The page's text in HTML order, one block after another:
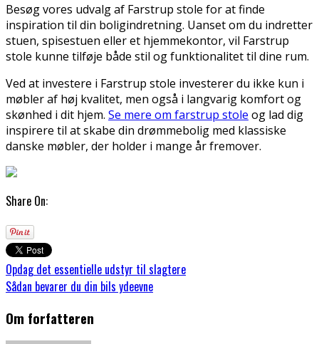
Besøg vores udvalg af Farstrup stole for at finde
inspiration til din boligindretning. Uanset om du indretter
stuen, spisestuen eller et hjemmekontor, vil Farstrup
stole kunne tilføje både stil og funktionalitet til dine rum.
Ved at investere i Farstrup stole investerer du ikke kun i
møbler af høj kvalitet, men også i langvarig komfort og
skønhed i dit hjem. Se mere om farstrup stole og lad dig
inspirere til at skabe din drømmebolig med klassiske
danske møbler, der holder i mange år fremover.
Share On:
Opdag det essentielle udstyr til slagtere
Sådan bevarer du din bils ydeevne
Om forfatteren